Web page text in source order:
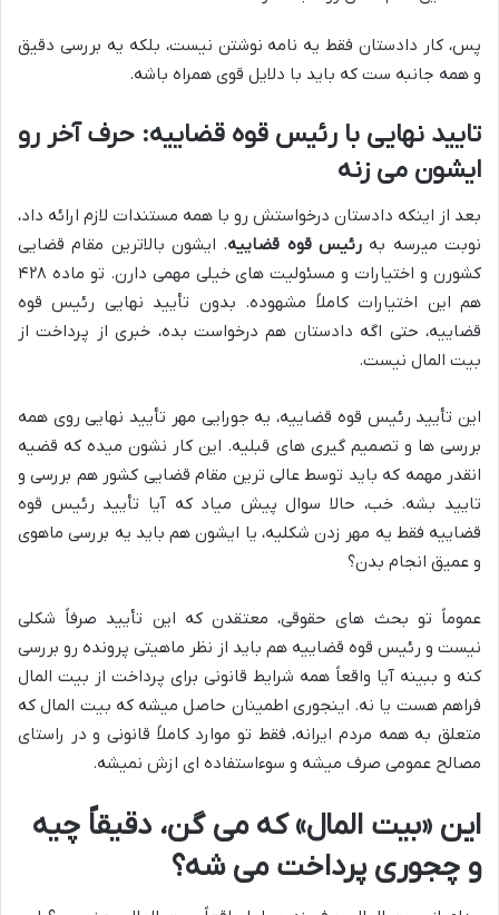
پس، کار دادستان فقط یه نامه نوشتن نیست، بلکه یه بررسی دقیق
و همه جانبه ست که باید با دلایل قوی همراه باشه.
تایید نهایی با رئیس قوه قضاییه: حرف آخر رو
ایشون می زنه
بعد از اینکه دادستان درخواستش رو با همه مستندات لازم ارائه داد،
نوبت میرسه به رئیس قوه قضاییه. ایشون بالاترین مقام قضایی
کشورن و اختیارات و مسئولیت های خیلی مهمی دارن. تو ماده ۴۲۸
هم این اختیارات کاملاً مشهوده. بدون تأیید نهایی رئیس قوه
قضاییه، حتی اگه دادستان هم درخواست بده، خبری از پرداخت از
بیت المال نیست.
این تأیید رئیس قوه قضاییه، یه جورایی مهر تأیید نهایی روی همه
بررسی ها و تصمیم گیری های قبلیه. این کار نشون میده که قضیه
انقدر مهمه که باید توسط عالی ترین مقام قضایی کشور هم بررسی و
تایید بشه. خب، حالا سوال پیش میاد که آیا تأیید رئیس قوه
قضاییه فقط یه مهر زدن شکلیه، یا ایشون هم باید یه بررسی ماهوی
و عمیق انجام بدن؟
عموماً تو بحث های حقوقی، معتقدن که این تأیید صرفاً شکلی
نیست و رئیس قوه قضاییه هم باید از نظر ماهیتی پرونده رو بررسی
کنه و ببینه آیا واقعاً همه شرایط قانونی برای پرداخت از بیت المال
فراهم هست یا نه. اینجوری اطمینان حاصل میشه که بیت المال که
متعلق به همه مردم ایرانه، فقط تو موارد کاملاً قانونی و در راستای
مصالح عمومی صرف میشه و سوءاستفاده ای ازش نمیشه.
این «بیت المال» که می گن، دقیقاً چیه
و چجوری پرداخت می شه؟